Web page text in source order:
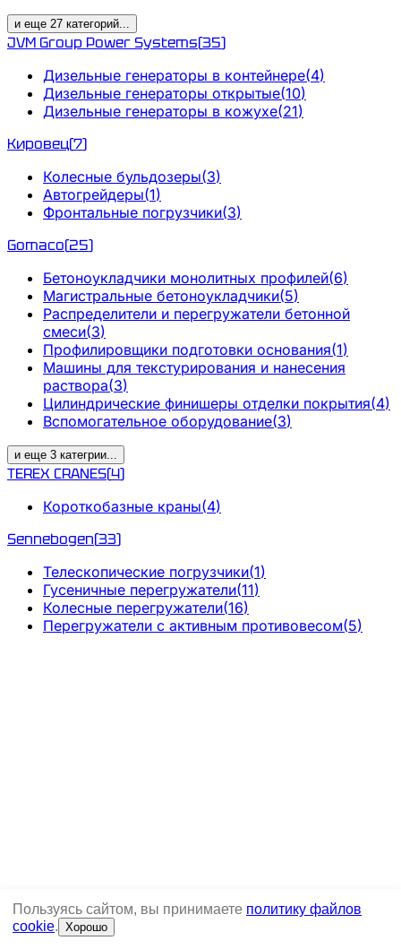
и еще 27 категорий...
JVM Group Power Systems(35)
Дизельные генераторы в контейнере(4)
Дизельные генераторы открытые(10)
Дизельные генераторы в кожухе(21)
Кировец(7)
Колесные бульдозеры(3)
Автогрейдеры(1)
Фронтальные погрузчики(3)
Gomaco(25)
Бетоноукладчики монолитных профилей(6)
Магистральные бетоноукладчики(5)
Распределители и перегружатели бетонной
смеси(3)
Профилировщики подготовки основания(1)
Машины для текстурирования и нанесения
раствора(3)
Цилиндрические финишеры отделки покрытия(4)
Вспомогательное оборудование(3)
и еще 3 категрии...
TEREX CRANES(4)
Короткобазные краны(4)
Sennebogen(33)
Телескопические погрузчики(1)
Гусеничные перегружатели(11)
Колесные перегружатели(16)
Перегружатели с активным противовесом(5)
Пользуясь сайтом, вы принимаете политику файлов
cookie. Хорошо